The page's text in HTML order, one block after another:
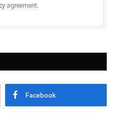
agreement.
Facebook